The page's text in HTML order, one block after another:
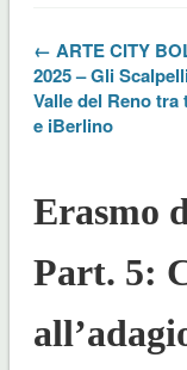
← ARTE CITY
2025 – Gli
Valle del Reno tra
e iBerlino
Erasmo
Part. 5: